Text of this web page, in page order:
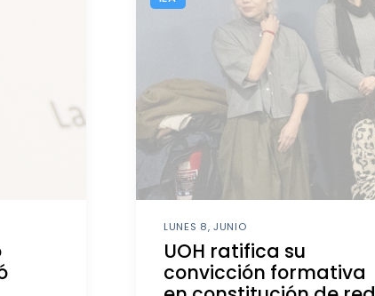
LUNES 8, JUNIO
UOH ratifica su
convicción formativa